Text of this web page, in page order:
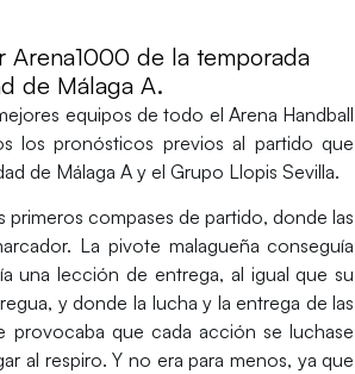
Arena1000 de la temporada
de Málaga A.
equipos de todo el Arena Handball
los pronósticos previos al partido que
de Málaga Ay el Grupo Llopis Sevilla.
compases de partido, donde las
La pivote malagueña conseguía
una lección de entrega, al igual que su
y donde la lucha y la entrega de las
provocaba que cada acción se luchase
al respiro. Y no era para menos, ya que